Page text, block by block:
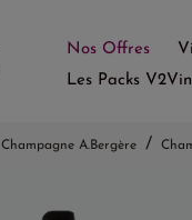
Nos Offres
Les Packs V2Vin
Champagne A.Bergère